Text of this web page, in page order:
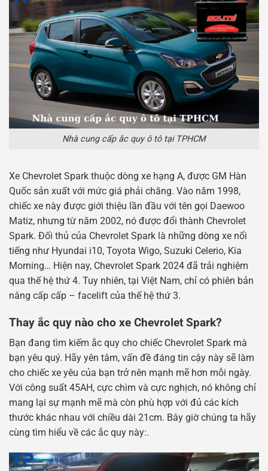
Nhà cung cấp ắc quy ô tô tại TPHCM
Xe Chevrolet Spark thuộc dòng xe hạng A, được GM Hàn
Quốc sản xuất với mức giá phải chăng. Vào năm 1998,
chiếc xe này được giới thiệu lần đầu với tên gọi Daewoo
Matiz, nhưng từ năm 2002, nó được đổi thành Chevrolet
Spark. Đối thủ của Chevrolet Spark là những dòng xe nổi
tiếng như Hyundai i10, Toyota Wigo, Suzuki Celerio, Kia
Morning… Hiện nay, Chevrolet Spark 2024 đã trải nghiệm
qua thế hệ thứ 4. Tuy nhiên, tại Việt Nam, chỉ có phiên bản
nâng cấp cấp – facelift của thế hệ thứ 3.
Thay ắc quy nào cho xe Chevrolet Spark?
Bạn đang tìm kiếm ắc quy cho chiếc Chevrolet Spark mà
bạn yêu quý. Hãy yên tâm, vấn đề đáng tin cậy này sẽ làm
cho chiếc xe yêu của bạn trở nên mạnh mẽ hơn mỗi ngày.
Với công suất 45AH, cực chìm và cực nghịch, nó không chỉ
mang lại sự mạnh mẽ mà còn phù hợp với đủ các kích
thước khác nhau với chiều dài 21cm. Bây giờ chúng ta hãy
cùng tìm hiểu về các ắc quy này:.